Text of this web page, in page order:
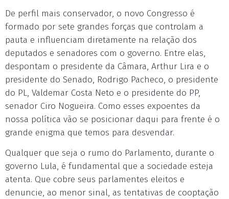
De perfil mais conservador, o novo Congresso é
formado por sete grandes forças que controlam a
pauta e influenciam diretamente na relação dos
deputados e senadores com o governo. Entre elas,
despontam o presidente da Câmara, Arthur Lira e o
presidente do Senado, Rodrigo Pacheco, o presidente
do PL, Valdemar Costa Neto e o presidente do PP,
senador Ciro Nogueira. Como esses expoentes da
nossa política vão se posicionar daqui para frente é o
grande enigma que temos para desvendar.
Qualquer que seja o rumo do Parlamento, durante o
governo Lula, é fundamental que a sociedade esteja
atenta. Que cobre seus parlamentes eleitos e
denuncie, ao menor sinal, as tentativas de cooptação